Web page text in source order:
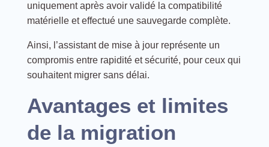
uniquement après avoir validé la compatibilité
matérielle et effectué une sauvegarde complète.
Ainsi, l’assistant de mise à jour représente un
compromis entre rapidité et sécurité, pour ceux qui
souhaitent migrer sans délai.
Avantages et limites
de la migration